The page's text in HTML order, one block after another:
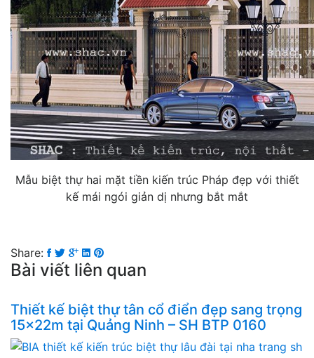
Mẫu biệt thự hai mặt tiền kiến trúc Pháp đẹp với thiết
kế mái ngói giản dị nhưng bắt mắt
Share:
Bài viết liên quan
Thiết kế biệt thự tân cổ điển đẹp sang trọng
15x22m tại Quảng Ninh – SH BTP 0160